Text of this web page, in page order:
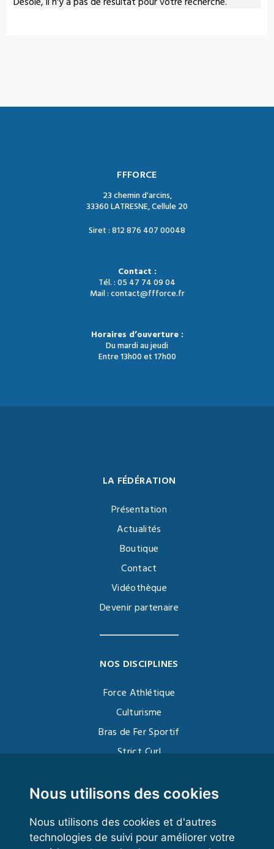
Nous utilisons des cookies
Nous utilisons des cookies et d'autres
technologies de suivi pour améliorer votre
FFFORCE
23 chemin d'arcins,
33360 LATRESNE, Cellule 20
Siret : 812 876 407 00048
Contact :
Tél. : 05 47 74 09 04
Mail : contact@ffforce.fr
Horaires d’ouverture :
Du mardi au jeudi
Entre 13h00 et 17h00
LA FÉDÉRATION
Présentation
Actualités
Boutique
Contact
Vidéothèque
Devenir partenaire
NOS DISCIPLINES
Force Athlétique
Culturisme
Bras de Fer Sportif
Strict Curl
Kettlebell